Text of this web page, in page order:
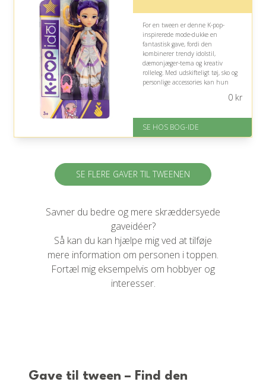
For en tween er denne K-pop-
inspirerede mode-dukke en
fantastisk gave, fordi den
kombinerer trendy idolstil,
dæmonjæger-tema og kreativ
rolleleg. Med udskifteligt tøj, sko og
personlige accessories kan hun
På lager
Levering: 1-3 hverdage -
på 4.6 ud af 5
0kr
SE HOS BOG-IDE
SE FLERE GAVER TIL TWEENEN
Savner du bedre og mere skræddersyede
gaveidéer?
Så kan du kan hjælpe mig ved at tilføje
mere information om personen i toppen.
Fortæl mig eksempelvis om hobbyer og
interesser.
Gave til tween – Find den